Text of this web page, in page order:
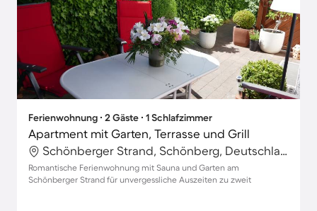
Ferienwohnung ∙ 2 Gäste ∙ 1 Schlafzimmer
Apartment mit Garten, Terrasse und Grill
Schönberger Strand, Schönberg, Deutschland
Romantische Ferienwohnung mit Sauna und Garten am
Schönberger Strand für unvergessliche Auszeiten zu zweit